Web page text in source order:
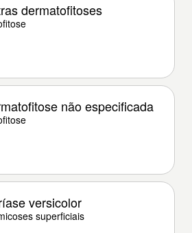
dermatofitoses
não especificada
versicolor
superficiais